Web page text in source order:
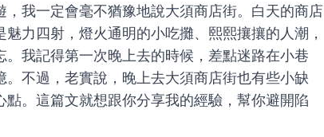
我一定會毫不猶豫地說大須商店街。白天的商店
力四射，燈火通明的小吃攤、熙熙攘攘的人潮，
我記得第一次晚上去的時候，差點迷路在小巷
不過，老實說，晚上去大須商店街也有些小缺
。這篇文就想跟你分享我的經驗，幫你避開陷